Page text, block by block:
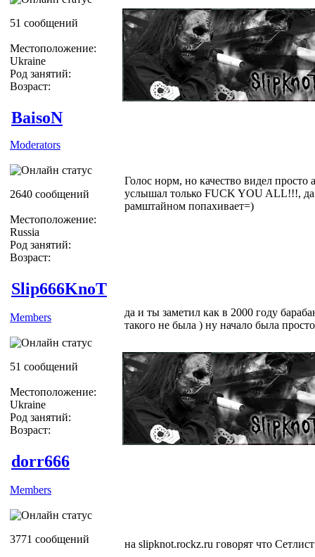
51 сообщений
Местоположение:
Ukraine
Род занятий:
Возраст:
BaisoN
Moderators
2640 сообщений
Местоположение:
Russia
Род занятий:
Возраст:
Голос норм, но качество видел просто
услышал только FUCK YOU ALL!!!,
рамштайном попахивает=)
Slip666KnoT
Members
51 сообщений
Местоположение:
Ukraine
Род занятий:
Возраст:
да и ты заметил как в 2000 году
такого не была ) ну начало была
dorr666
Members
3771 сообщений на slipknot.rockz.ru говорят что